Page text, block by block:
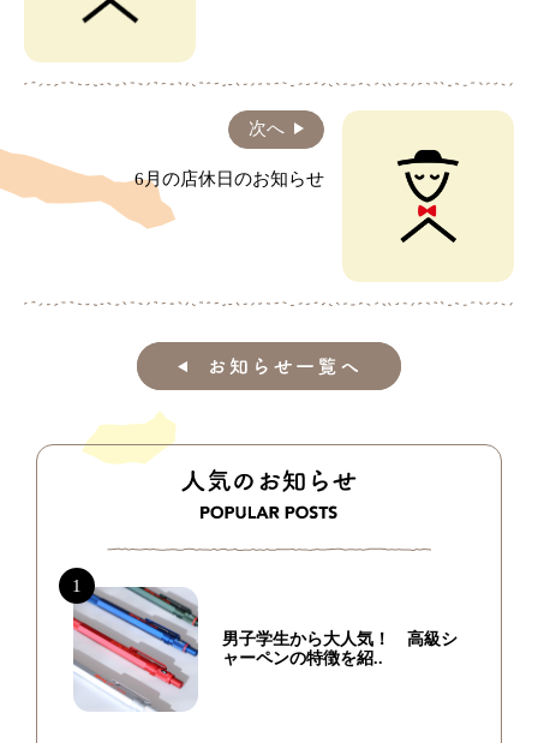
次へ
6月の店休日のお知らせ
男子学生から大人気！ 高級シ
ャーペンの特徴を紹..